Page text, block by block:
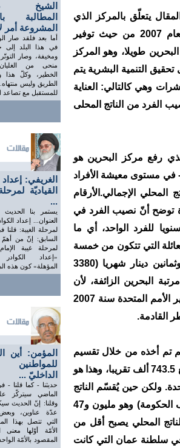
الشيخ
المطالبة
المشروعة أمر
أما بعد فلقد صار
في هذا البلد إلى
ومخيفة، وصار
منحى من الغليان
الخطير، وكلّ هذا
الطريق وليس منتهاه.
للمستقبل مع تصاعد
الغريفي: إعداد
القياديّة
...
يستمر بنا
العنوان... إعداد
لمرحلة الغيبة: قلنا
السابق: إنّ من أهمّ
لمرحلة غيبة
«إعداد الكوادر
المؤهلة» كون هذه
المؤمن: أين
للمواطنين
الداخليّ ...
حديثنا - كما قلنا -
الماضي سيتركّز
وقلنا: إنّ الحديث
عدّة عناوين، وبعض
التي تتصل بهذا
الأمّة أوّلها معنى
المقصود بالأمّة
يتعلّق بالمركز الذي
حازته البحرين في تقرير التنمية البشرية لعام 2007 من حيث توفير
طويلا، وهو المركز
التنمية البشرية يتم
وهي كالتالي: العناية
الفرد من الناتج المحلى
رفع مركز البحرين هو
- في مستوى معيشة الأفراد
الإجمالي.الأرقام
توضح أنّ نصيب الفرد في
ألف دولار سنويا للفرد الواحد، أي ما
فالعائلة التي تتكون من خمسة
أفراد، متوسط نصيبها ثلاثة آلاف وثلاثمائة وثمانين دينار شهريا (3380
البحرين الزائفة، لأن
المركز الحقيقي الذي حازته البحرين في تقرير الأمم المتحدة سنة 2007
القادمة.
تم أخذه من خلال تقسيم
إجمالي الناتج المحلي على عدد السكّان البالغ 743.5 ألف تقريبا، وهذا هو
ولكن حين يُقسّم الناتج
على عدد السكّان الحقيقي والدقيق (باعتراف الحكومة) وهو مليون و47
المحلي يصبح أقل من
في سلطنة عمان التي كانت